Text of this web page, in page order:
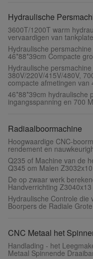
Hydraulische
3600T/1200T warm
vervaardigen van
Hydraulische
46*88*39cm Compacte
Hydraulische
380V/220V/415V/480V,
compacte afmetingen van
46*88*39cm hydraulische
ingangsspanning en 700
Radiaalboormachine
Hoogwaardige CNC-
rendement en
Q235 of Machine van de
Q345 om Malen
De op zwaar werk
Handverrichting
Hydraulische Controle die
Boorpers de Radiale
CNC Metaal het
Handlading - het
Metaal Spinnende